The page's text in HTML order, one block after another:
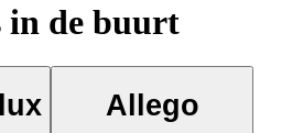
in de buurt
Allego